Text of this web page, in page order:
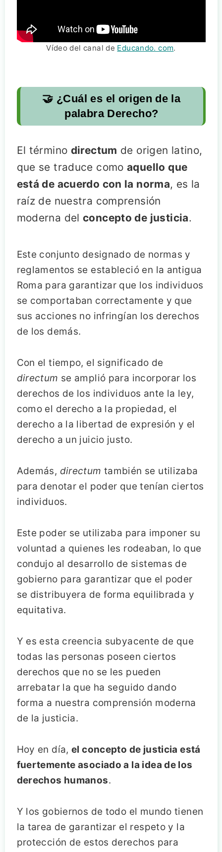
Vídeo del canal de Educando. com.
🤝 ¿Cuál es el origen de la
palabra Derecho?
El término directum de origen latino,
que se traduce comoaquello que
está de acuerdo con la norma, es la
raíz de nuestra comprensión
moderna delconcepto de justicia.
Este conjunto designado de normas y
reglamentos se estableció en la antigua
Roma para garantizar que los individuos
se comportaban correctamente y que
sus acciones no infringían los derechos
de los demás.
Con el tiempo, el significado de
directum se amplió para incorporar los
derechos de los individuos ante la ley,
como el derecho a la propiedad, el
derecho a la libertad de expresión y el
derecho a un juicio justo.
Además, directum también se utilizaba
para denotar el poder que tenían ciertos
individuos.
Este poder se utilizaba para imponer su
voluntad a quienes les rodeaban, lo que
condujo al desarrollo de sistemas de
gobierno para garantizar que el poder
se distribuyera de forma equilibrada y
equitativa.
Y es esta creencia subyacente de que
todas las personas poseen ciertos
derechos que no se les pueden
arrebatar la que ha seguido dando
forma a nuestra comprensión moderna
de la justicia.
Hoy en día,el concepto de justicia está
fuertemente asociado a la idea de los
derechos humanos.
Y los gobiernos de todo el mundo tienen
la tarea de garantizar el respeto y la
protección de estos derechos para